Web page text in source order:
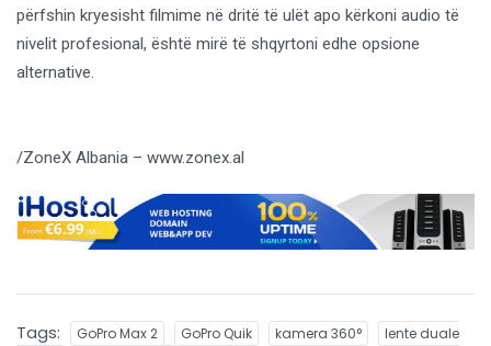
përfshin kryesisht filmime në dritë të ulët apo kërkoni audio të
nivelit profesional, është mirë të shqyrtoni edhe opsione
alternative.
/ZoneX Albania – www.zonex.al
Tags: GoPro Max 2 GoPro Quik kamera 360°
lente duale